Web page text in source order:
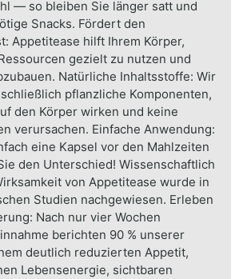
— so bleiben Sie länger satt und
Snacks. Fördert den
Appetitease hilft Ihrem Körper,
gezielt zu nutzen und
Natürliche Inhaltsstoffe: Wir
pflanzliche Komponenten,
den Körper wirken und keine
verursachen. Einfache Anwendung:
eine Kapsel vor den Mahlzeiten
den Unterschied! Wissenschaftlich
von Appetitease wurde in
Studien nachgewiesen. Erleben
Nach nur vier Wochen
berichten 90 % unserer
deutlich reduzierten Appetit,
Lebensenergie, sichtbaren